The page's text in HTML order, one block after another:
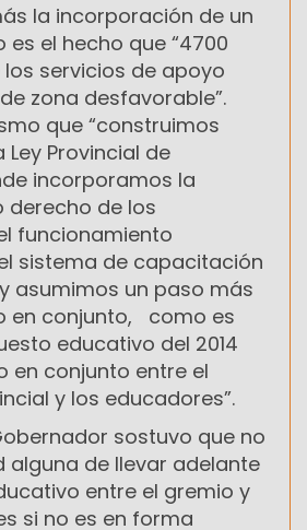
la incorporación de un
el hecho que “4700
servicios de apoyo
zona desfavorable”.
que “construimos
Provincial de
incorporamos la
de los
funcionamiento
sistema de capacitación
asumimos un paso más
en conjunto, como es
educativo del 2014
en conjunto entre el
y los educadores”.
sostuvo que no
alguna de llevar adelante
entre el gremio y
si no es en forma